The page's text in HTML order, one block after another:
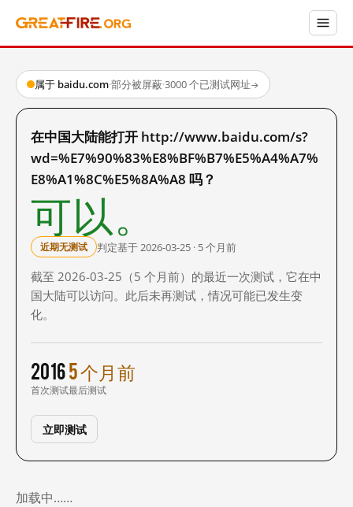
属于 baidu.com·部分被屏蔽·3000 个已测试网址→
在中国大陆能打开 http://www.baidu.com/s?
wd=%E7%90%83%E8%BF%B7%E5%A4%A7%
E8%A1%8C%E5%8A%A8 吗？
可以。
近期无测试 判定基于 2026-03-25 · 5 个月前
截至 2026-03-25（5 个月前）的最近一次测试，它在中
国大陆可以访问。此后未再测试，情况可能已发生变
化。
2016
首次测试
5 个月前
最后测试
立即测试
加载中……